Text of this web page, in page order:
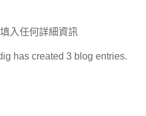
入任何詳細資訊
has created 3 blog entries.